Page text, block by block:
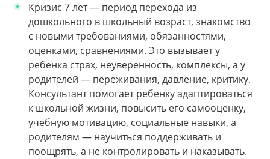
Кризис 7 лет — период перехода из
дошкольного в школьный возраст, знакомство
с новыми требованиями, обязанностями,
оценками, сравнениями. Это вызывает у
ребенка страх, неуверенность, комплексы, а у
родителей — переживания, давление, критику.
Консультант помогает ребенку адаптироваться
к школьной жизни, повысить его самооценку,
учебную мотивацию, социальные навыки, а
родителям — научиться поддерживать и
поощрять, а не контролировать и наказывать.